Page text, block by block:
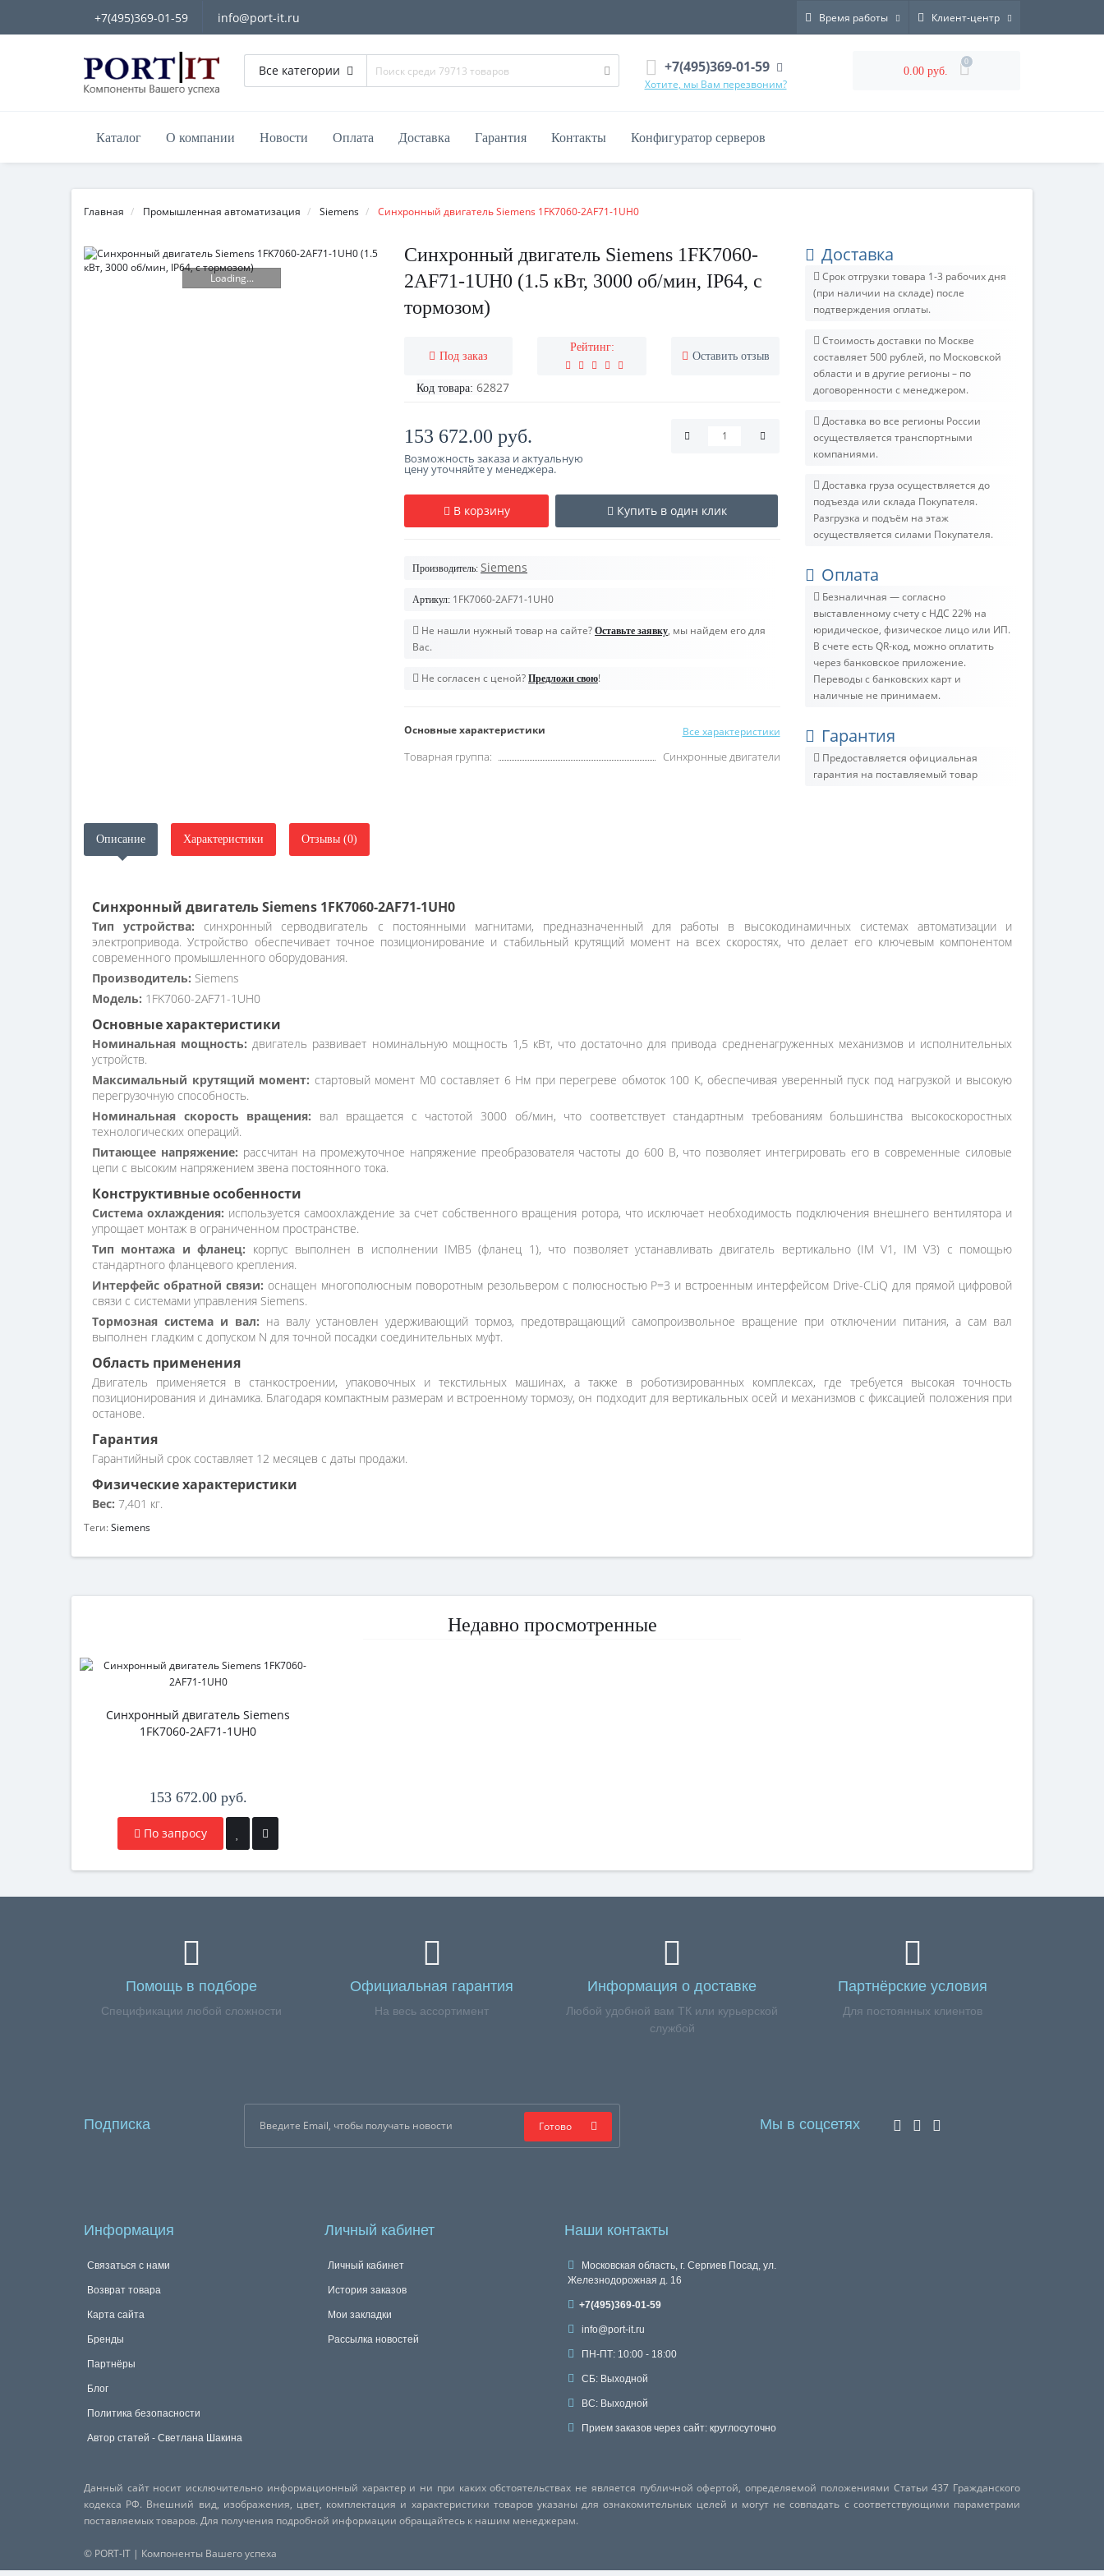
+7(495)369-01-59 info@port-it.ru Время работы Клиент-центр
Все категории +7(495)369-01-59
Хотите, мы Вам перезвоним?
0.00 руб.
0
Каталог О компании Новости Оплата Доставка Гарантия Контакты Конфигуратор серверов
Главная Промышленная автоматизация Siemens Синхронный двигатель Siemens 1FK7060-2AF71-1UH0
Loading...
Синхронный двигатель Siemens 1FK7060-
2AF71-1UH0 (1.5 кВт, 3000 об/мин, IP64, с
тормозом)
Под заказ
Рейтинг:
Оставить отзыв
Код товара: 62827
153 672.00 руб.
Возможность заказа и актуальную
цену уточняйте у менеджера.
В корзину Купить в один клик
Производитель: Siemens
Артикул: 1FK7060-2AF71-1UH0
Не нашли нужный товар на сайте? Оставьте заявку, мы найдем его для
Вас.
Не согласен с ценой? Предложи свою!
Основные характеристики Все характеристики
Товарная группа: Синхронные двигатели
Доставка
Срок отгрузки товара 1-3 рабочих дня
(при наличии на складе) после
подтверждения оплаты.
Стоимость доставки по Москве
составляет 500 рублей, по Московской
области и в другие регионы – по
договоренности с менеджером.
Доставка во все регионы России
осуществляется транспортными
компаниями.
Доставка груза осуществляется до
подъезда или склада Покупателя.
Разгрузка и подъём на этаж
осуществляется силами Покупателя.
Оплата
Безналичная — согласно
выставленному счету c НДС 22% на
юридическое, физическое лицо или ИП.
В счете есть QR-код, можно оплатить
через банковское приложение.
Переводы с банковских карт и
наличные не принимаем.
Гарантия
Предоставляется официальная
гарантия на поставляемый товар
Описание Характеристики Отзывы (0)
Синхронный двигатель Siemens 1FK7060-2AF71-1UH0
Тип устройства: синхронный серводвигатель с постоянными магнитами, предназначенный для работы в высокодинамичных системах автоматизации и
электропривода. Устройство обеспечивает точное позиционирование и стабильный крутящий момент на всех скоростях, что делает его ключевым компонентом
современного промышленного оборудования.
Производитель: Siemens
Модель: 1FK7060-2AF71-1UH0
Основные характеристики
Номинальная мощность: двигатель развивает номинальную мощность 1,5 кВт, что достаточно для привода средненагруженных механизмов и исполнительных
устройств.
Максимальный крутящий момент: стартовый момент M0 составляет 6 Нм при перегреве обмоток 100 К, обеспечивая уверенный пуск под нагрузкой и высокую
перегрузочную способность.
Номинальная скорость вращения: вал вращается с частотой 3000 об/мин, что соответствует стандартным требованиям большинства высокоскоростных
технологических операций.
Питающее напряжение: рассчитан на промежуточное напряжение преобразователя частоты до 600 В, что позволяет интегрировать его в современные силовые
цепи с высоким напряжением звена постоянного тока.
Конструктивные особенности
Система охлаждения: используется самоохлаждение за счет собственного вращения ротора, что исключает необходимость подключения внешнего вентилятора и
упрощает монтаж в ограниченном пространстве.
Тип монтажа и фланец: корпус выполнен в исполнении IMB5 (фланец 1), что позволяет устанавливать двигатель вертикально (IM V1, IM V3) с помощью
стандартного фланцевого крепления.
Интерфейс обратной связи: оснащен многополюсным поворотным резольвером с полюсностью P=3 и встроенным интерфейсом Drive-CLiQ для прямой цифровой
связи с системами управления Siemens.
Тормозная система и вал: на валу установлен удерживающий тормоз, предотвращающий самопроизвольное вращение при отключении питания, а сам вал
выполнен гладким с допуском N для точной посадки соединительных муфт.
Область применения
Двигатель применяется в станкостроении, упаковочных и текстильных машинах, а также в роботизированных комплексах, где требуется высокая точность
позиционирования и динамика. Благодаря компактным размерам и встроенному тормозу, он подходит для вертикальных осей и механизмов с фиксацией положения при
останове.
Гарантия
Гарантийный срок составляет 12 месяцев с даты продажи.
Физические характеристики
Вес: 7,401 кг.
Теги:Siemens
Недавно просмотренные
Синхронный двигатель Siemens
1FK7060-2AF71-1UH0
153 672.00 руб.
По запросу
Помощь в подборе
Спецификации любой сложности
Официальная гарантия
На весь ассортимент
Информация о доставке
Любой удобной вам ТК или курьерской
службой
Партнёрские условия
Для постоянных клиентов
Подписка Готово Мы в соцсетях
Информация
Связаться с нами
Возврат товара
Карта сайта
Бренды
Партнёры
Блог
Политика безопасности
Автор статей - Светлана Шакина
Личный кабинет
Личный кабинет
История заказов
Мои закладки
Рассылка новостей
Наши контакты
Московская область, г. Сергиев Посад, ул.
Железнодорожная д. 16
+7(495)369-01-59
info@port-it.ru
ПН-ПТ: 10:00 - 18:00
СБ: Выходной
ВС: Выходной
Прием заказов через сайт: круглосуточно
Данный сайт носит исключительно информационный характер и ни при каких обстоятельствах не является публичной офертой, определяемой положениями Статьи 437 Гражданского
кодекса РФ. Внешний вид, изображения, цвет, комплектация и характеристики товаров указаны для ознакомительных целей и могут не совпадать с соответствующими параметрами
поставляемых товаров. Для получения подробной информации обращайтесь к нашим менеджерам.
© PORT-IT | Компоненты Вашего успеха